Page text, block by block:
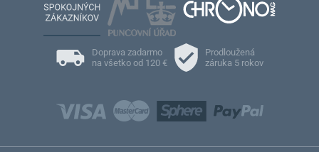
Doprava zadarmo
na všetko od 120 €
Prodloužená
záruka 5 rokov